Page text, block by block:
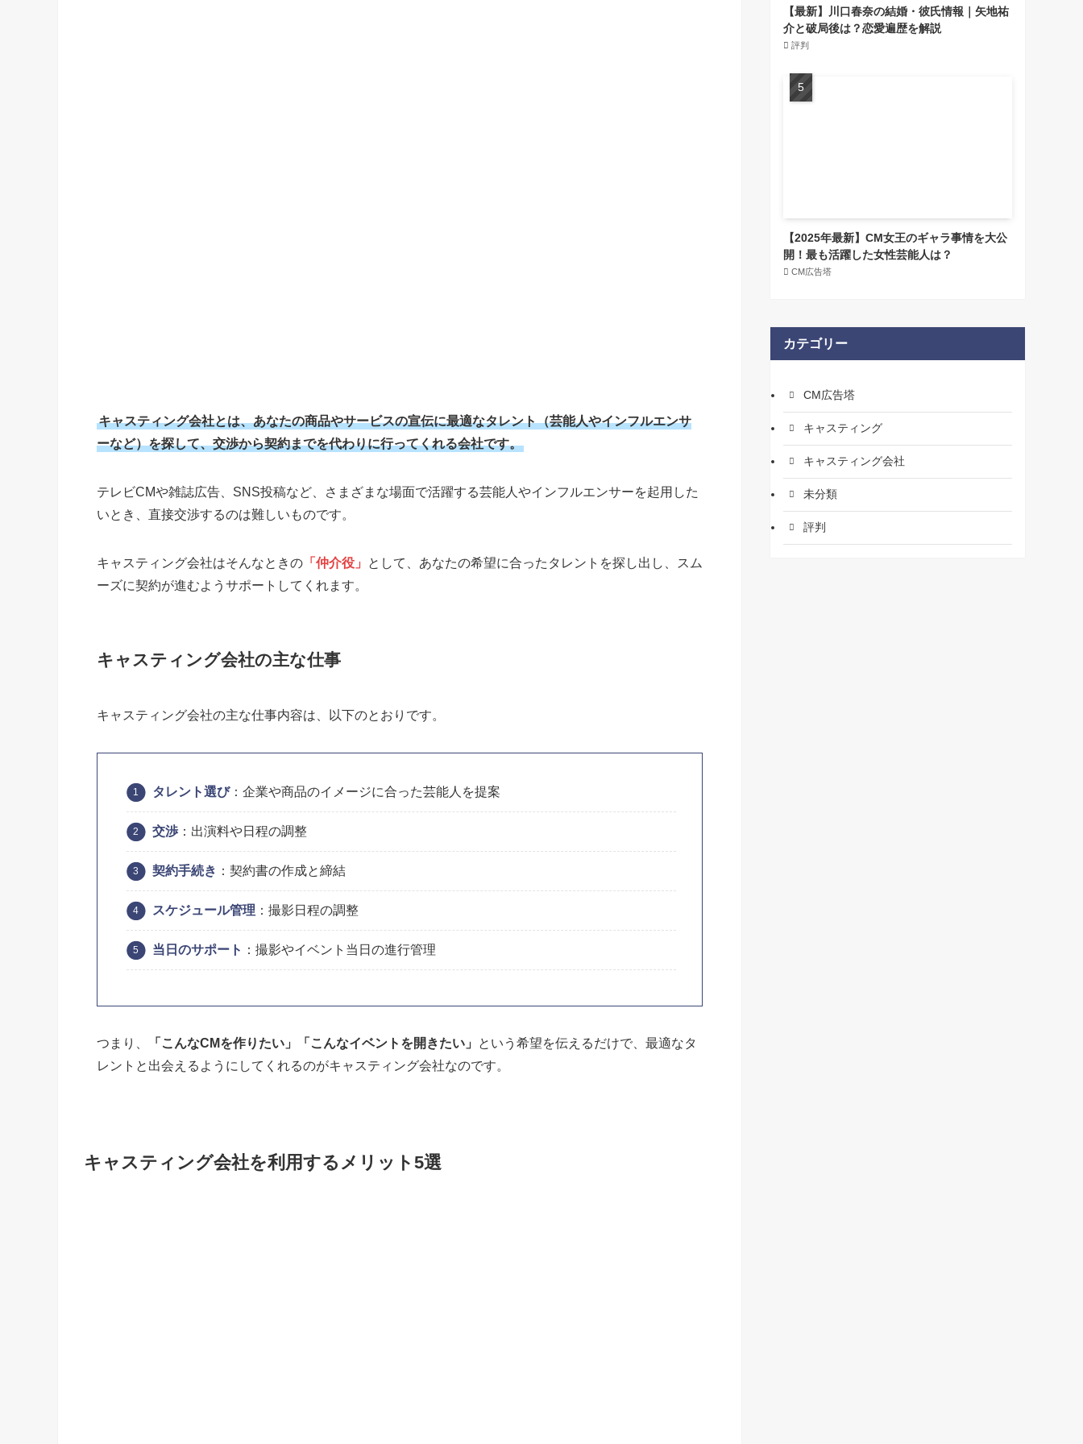
キャスティング会社とは、あなたの商品やサービスの宣伝に最適なタレント（芸能人やインフルエンサ
ーなど）を探して、交渉から契約までを代わりに行ってくれる会社です。
テレビCMや雑誌広告、SNS投稿など、さまざまな場面で活躍する芸能人やインフルエンサーを起用した
いとき、直接交渉するのは難しいものです。
キャスティング会社はそんなときの 「仲介役」
として、あなたの希望に合ったタレントを探し出し、スム
ーズに契約が進むようサポートしてくれます。
キャスティング会社の主な仕事
キャスティング会社の主な仕事内容は、以下のとおりです。
タレント選び：企業や商品のイメージに合った芸能人を提案
交渉 ：出演料や日程の調整
契約手続き ：契約書の作成と締結
スケジュール管理 ：撮影日程の調整
当日のサポート ：撮影やイベント当日の進行管理
つまり、 「こんなCMを作りたい」「こんなイベントを開きたい」
という希望を伝えるだけで、最適なタ
レントと出会えるようにしてくれるのがキャスティング会社なのです。
キャスティング会社を利用するメリット5選
【最新】川口春奈の結婚・彼氏情報｜矢地祐
介と破局後は？恋愛遍歴を解説
評判
【2025年最新】CM女王のギャラ事情を大公
開！最も活躍した女性芸能人は？
CM広告塔
カテゴリー
CM広告塔
キャスティング
キャスティング会社
未分類
評判